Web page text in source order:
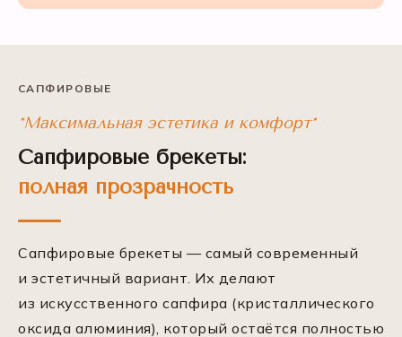
САПФИРОВЫЕ
*Максимальная эстетика и комфорт*
Сапфировые брекеты:
полная прозрачность
Сапфировые брекеты — самый современный
и эстетичный вариант. Их делают
из искусственного сапфира (кристаллического
оксида алюминия), который остаётся полностью